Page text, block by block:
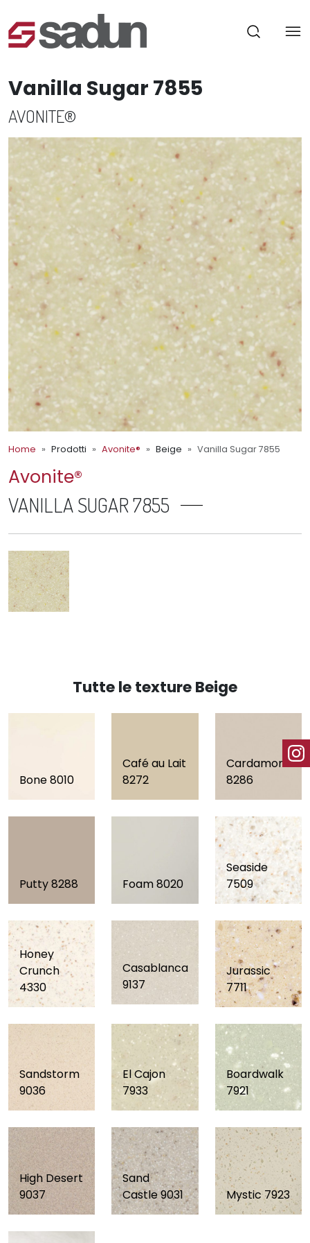
Vanilla Sugar 7855
AVONITE®
Home Prodotti Avonite® Beige Vanilla Sugar 7855
Avonite®
VANILLA SUGAR 7855
Tutte le texture Beige
Bone 8010
Café au Lait
8272
Cardamom
8286
Putty 8288 Foam 8020
Seaside
7509
Honey
Crunch
4330
Casablanca
9137
Jurassic
7711
Sandstorm
9036
El Cajon
7933
Boardwalk
7921
High Desert
9037
Sand
Castle 9031
Mystic 7923